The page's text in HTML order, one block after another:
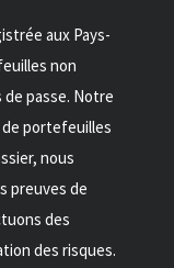
aux Pays-
non
passe. Notre
portefeuilles
nous
preuves de
des
des risques.